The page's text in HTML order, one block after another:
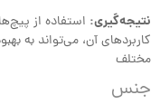
نتیجه‌گیری: استفاده از
کاربردهای آن، می‌تواند به
مختلف
جنس